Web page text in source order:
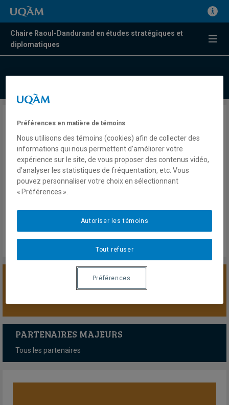
Chaire Raoul-Dandurand en études stratégiques et
diplomatiques
Pourquoi les États-Unis ont
attaqué l’Iran?
Miloud Chennoufi
Presse
Les As de l'info
SOUTENIR LA CHAIRE
PARTENAIRES MAJEURS
Tous les partenaires
Préférences en matière de témoins
Nous utilisons des témoins (cookies) afin de collecter des
informations qui nous permettent d’améliorer votre
expérience sur le site, de vous proposer des contenus vidéo,
d’analyser les statistiques de fréquentation, etc. Vous
pouvez personnaliser votre choix en sélectionnant
« Préférences ».
Tout refuser
Autoriser les témoins
Préférences